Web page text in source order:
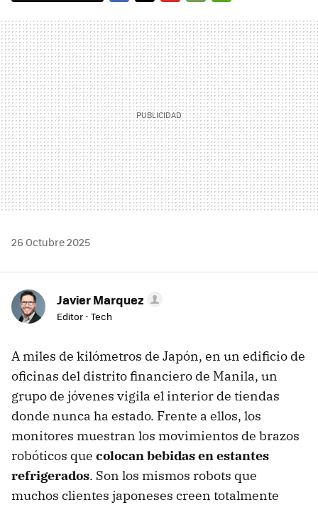
MAIL
26 Octubre 2025
Javier Marquez
Editor - Tech
A miles de kilómetros de Japón, en un edificio de
oficinas del distrito financiero de Manila, un
grupo de jóvenes vigila el interior de tiendas
donde nunca ha estado. Frente a ellos, los
monitores muestran los movimientos de brazos
robóticos que colocan bebidas en estantes
refrigerados. Son los mismos robots que
muchos clientes japoneses creen totalmente